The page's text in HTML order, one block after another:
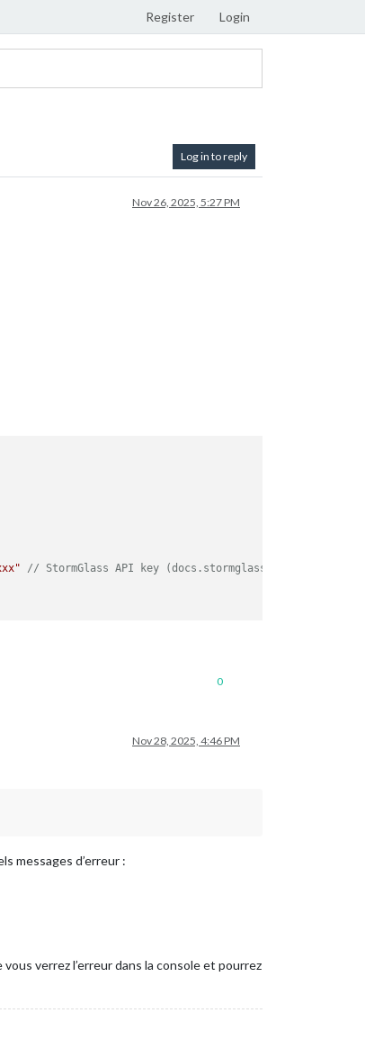
Register Login
Log in to reply
Nov 26, 2025, 5:27 PM
// StormGlass API key (docs.stormglass.io)
0
Nov 28, 2025, 4:46 PM
messages d’erreur :
verrez l’erreur dans la console et pourrez